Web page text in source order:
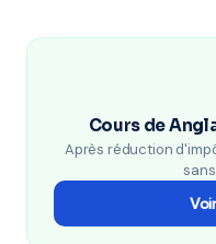
Cours de
Après réduction